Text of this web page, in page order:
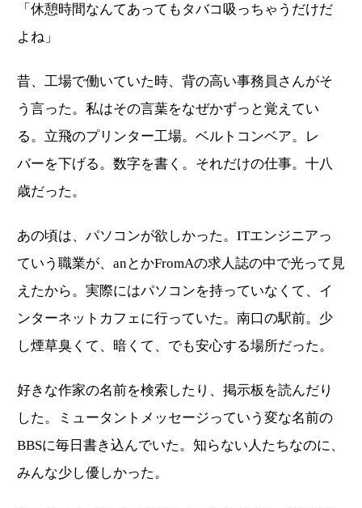
「休憩時間なんてあってもタバコ吸っちゃうだけだ
よね」
昔、工場で働いていた時、背の高い事務員さんがそ
う言った。私はその言葉をなぜかずっと覚えてい
る。立飛のプリンター工場。ベルトコンベア。レ
バーを下げる。数字を書く。それだけの仕事。十八
歳だった。
あの頃は、パソコンが欲しかった。ITエンジニアっ
ていう職業が、anとかFromAの求人誌の中で光って見
えたから。実際にはパソコンを持っていなくて、イ
ンターネットカフェに行っていた。南口の駅前。少
し煙草臭くて、暗くて、でも安心する場所だった。
好きな作家の名前を検索したり、掲示板を読んだり
した。ミュータントメッセージっていう変な名前の
BBSに毎日書き込んでいた。知らない人たちなのに、
みんな少し優しかった。